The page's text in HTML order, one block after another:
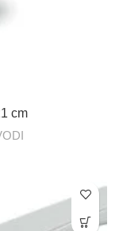
cm